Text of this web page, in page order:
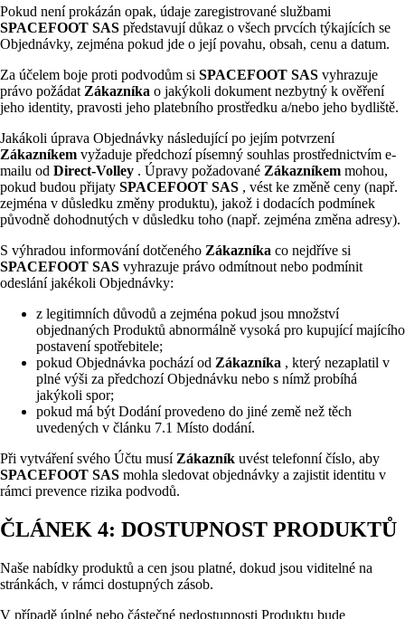
Pokud není prokázán opak, údaje zaregistrované službami
SPACEFOOT SAS představují důkaz o všech prvcích týkajících se
Objednávky, zejména pokud jde o její povahu, obsah, cenu a datum.
Za účelem boje proti podvodům si SPACEFOOT SAS vyhrazuje
právo požádatZákazníka o jakýkoli dokument nezbytný k ověření
jeho identity, pravosti jeho platebního prostředku a/nebo jeho bydliště.
Jakákoli úprava Objednávky následující po jejím potvrzení
Zákazníkem vyžaduje předchozí písemný souhlas prostřednictvím e-
mailu od Direct-Volley . Úpravy požadované Zákazníkem mohou,
pokud budou přijaty SPACEFOOT SAS , vést ke změně ceny (např.
zejména v důsledku změny produktu), jakož i dodacích podmínek
původně dohodnutých v důsledku toho (např. zejména změna adresy).
S výhradou informování dotčeného Zákazníka co nejdříve si
SPACEFOOT SAS vyhrazuje právo odmítnout nebo podmínit
odeslání jakékoli Objednávky:
z legitimních důvodů a zejména pokud jsou množství
objednaných Produktů abnormálně vysoká pro kupující majícího
postavení spotřebitele;
pokud Objednávka pochází od Zákazníka , který nezaplatil v
plné výši za předchozí Objednávku nebo s nímž probíhá
jakýkoli spor;
pokud má být Dodání provedeno do jiné země než těch
uvedených v článku 7.1 Místo dodání.
Při vytváření svého Účtu musí Zákazník uvést telefonní číslo, aby
SPACEFOOT SAS mohla sledovat objednávky a zajistit identitu v
rámci prevence rizika podvodů.
ČLÁNEK 4: DOSTUPNOST PRODUKTŮ
Naše nabídky produktů a cen jsou platné, dokud jsou viditelné na
stránkách, v rámci dostupných zásob.
V případě úplné nebo částečné nedostupnosti Produktu bude